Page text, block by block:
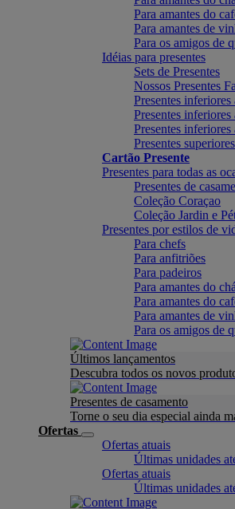
Para amantes do
Para amantes de
Para os amigos de
Idéias para presentes
Sets de Presentes
Nossos Presentes
Presentes inferiores
Presentes inferiores
Presentes inferiores
Presentes
Cartão Presente
Presentes para todas as
Presentes de
Coleção Coraçao
Coleção Jardin e
Presentes por estilos de
Para chefs
Para anfitriões
Para padeiros
Para amantes do chá
Para amantes do
Para amantes de
Para os amigos de
Últimos lançamentos
Descubra todos os novos
Presentes de casamento
Torne o seu dia especial ainda
Ofertas
Ofertas atuais
Últimas unidades
Ofertas atuais
Últimas unidades